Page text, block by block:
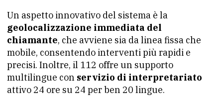
Un aspetto innovativo del sistema è la
geolocalizzazione immediata del
chiamante, che avviene sia da linea fissa che
mobile, consentendo interventi più rapidi e
precisi. Inoltre, il 112 offre un supporto
multilingue con servizio di interpretariato
attivo 24 ore su 24 per ben 20 lingue.